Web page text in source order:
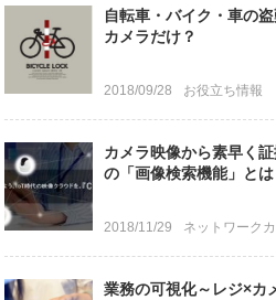
自転車・バイク・車の
カメラだけ？
2018/09/28 お役立ち情報
カメラ映像から素早く
の「画像検索機能」とは
2018/11/29 ネットワーク
業務の可視化～レジ×カ